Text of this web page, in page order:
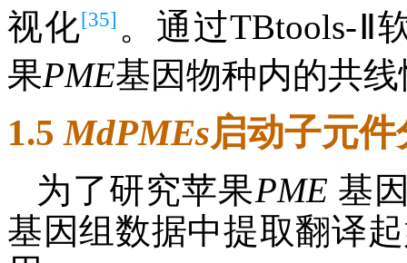
视化[35] 。通过TBtools-Ⅱ
果PME基因物种内的共
1.5MdPMEs启动子元件
为了研究苹果PME基
基因组数据中提取翻译